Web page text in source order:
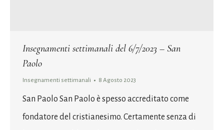
Insegnamenti settimanali del 6/7/2023 – San
Paolo
Insegnamenti settimanali 8 Agosto 2023
San Paolo San Paolo è spesso accreditato come
fondatore del cristianesimo. Certamente senza di